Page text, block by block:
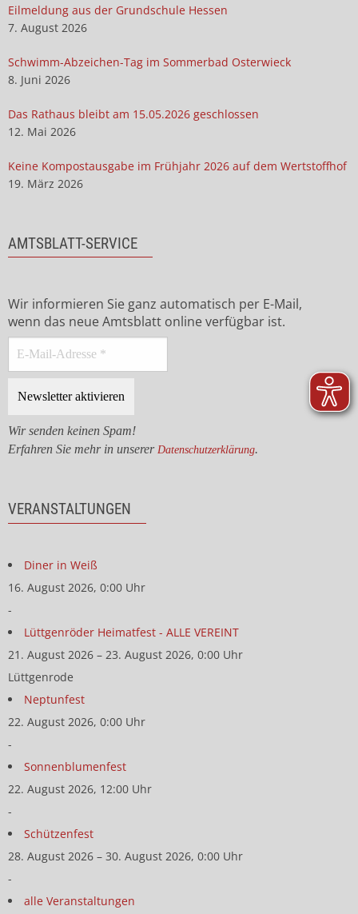
Eilmeldung aus der Grundschule Hessen
7. August 2026
Schwimm-Abzeichen-Tag im Sommerbad Osterwieck
8. Juni 2026
Das Rathaus bleibt am 15.05.2026 geschlossen
12. Mai 2026
Keine Kompostausgabe im Frühjahr 2026 auf dem Wertstoffhof
19. März 2026
AMTSBLATT-SERVICE
Wir informieren Sie ganz automatisch per E-Mail,
wenn das neue Amtsblatt online verfügbar ist.
Wir senden keinen Spam!
Erfahren Sie mehr in unserer Datenschutzerklärung.
VERANSTALTUNGEN
Diner in Weiß
16. August 2026, 0:00 Uhr
-
Lüttgenröder Heimatfest - ALLE VEREINT
21. August 2026 – 23. August 2026, 0:00 Uhr
Lüttgenrode
Neptunfest
22. August 2026, 0:00 Uhr
-
Sonnenblumenfest
22. August 2026, 12:00 Uhr
-
Schützenfest
28. August 2026 – 30. August 2026, 0:00 Uhr
-
alle Veranstaltungen